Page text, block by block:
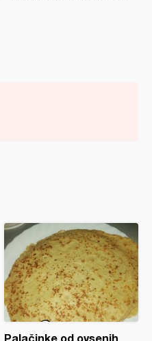
Palačinke od ovsenih